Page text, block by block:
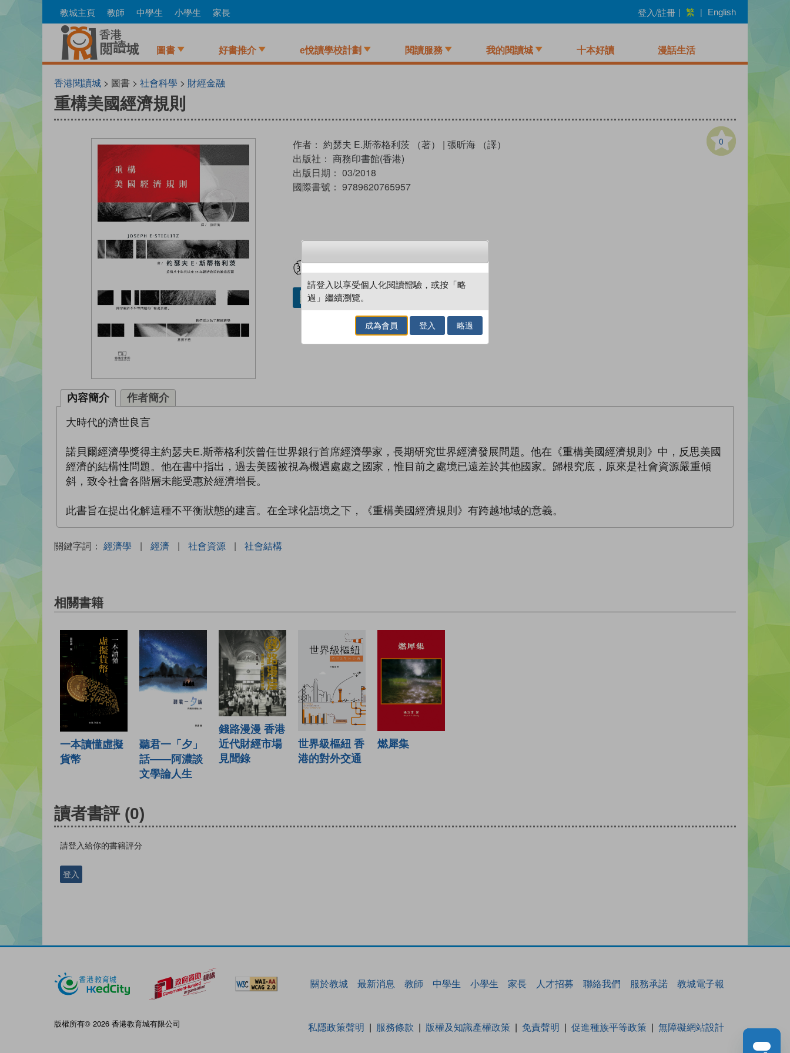
to
教城主頁 教師 中學生 小學生 家長 登入/註冊 | 繁 | English
圖書 好書推介 e悅讀學校計劃 閱讀服務 我的閱讀城 十本好讀 漫話生活
香港閱讀城 > 圖書 > 社會科學 > 財經金融
重構美國經濟規則
0
作者： 約瑟夫 E.斯蒂格利茨 （著） | 張昕海 （譯）
出版社： 商務印書館(香港)
出版日期： 03/2018
國際書號： 9789620765957
借閱實體書
內容簡介 作者簡介
大時代的濟世良言
諾貝爾經濟學獎得主約瑟夫E.斯蒂格利茨曾任世界銀行首席經濟學家，長期研究世界經濟發展問題。他在《重構美國經濟規則》中，反思美國
經濟的結構性問題。他在書中指出，過去美國被視為機遇處處之國家，惟目前之處境已遠差於其他國家。歸根究底，原來是社會資源嚴重傾
斜，致令社會各階層未能受惠於經濟增長。
此書旨在提出化解這種不平衡狀態的建言。在全球化語境之下，《重構美國經濟規則》有跨越地域的意義。
關鍵字詞： 經濟學 | 經濟 | 社會資源 | 社會結構
相關書籍
一本讀懂虛擬
貨幣
聽君一「夕」
話——阿濃談
文學論人生
錢路漫漫 香港
近代財經市場
見聞錄
世界級樞紐 香
港的對外交通
燃犀集
讀者書評 (0)
請登入給你的書籍評分
登入
關於教城 最新消息 教師 中學生 小學生 家長 人才招募 聯絡我們 服務承諾 教城電子報
版權所有© 2026 香港教育城有限公司 私隱政策聲明 服務條款 版權及知識產權政策 免責聲明 促進種族平等政策 無障礙網站設計
請登入以享受個人化閱讀體驗，或按「略
過」繼續瀏覽。
成為會員 登入 略過